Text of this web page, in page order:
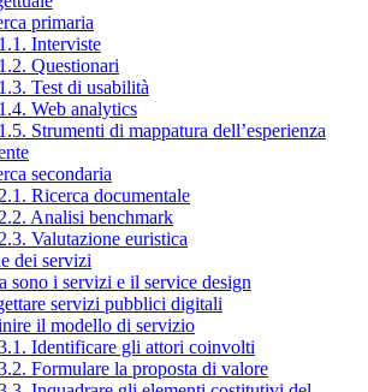
primaria
Interviste
Questionari
Test di usabilità
Web analytics
Strumenti di mappatura dell’esperienza
secondaria
Ricerca documentale
Analisi benchmark
Valutazione euristica
dei servizi
sono i servizi e il service design
servizi pubblici digitali
il modello di servizio
Identificare gli attori coinvolti
Formulare la proposta di valore